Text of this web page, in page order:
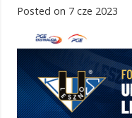
Posted on 7 cze 2023